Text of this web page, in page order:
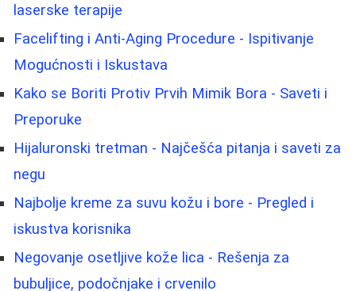
laserske terapije
Facelifting i Anti-Aging Procedure - Ispitivanje
Mogućnosti i Iskustava
Kako se Boriti Protiv Prvih Mimik Bora - Saveti i
Preporuke
Hijaluronski tretman - Najčešća pitanja i saveti za
negu
Najbolje kreme za suvu kožu i bore - Pregled i
iskustva korisnika
Negovanje osetljive kože lica - Rešenja za
bubuljice, podočnjake i crvenilo